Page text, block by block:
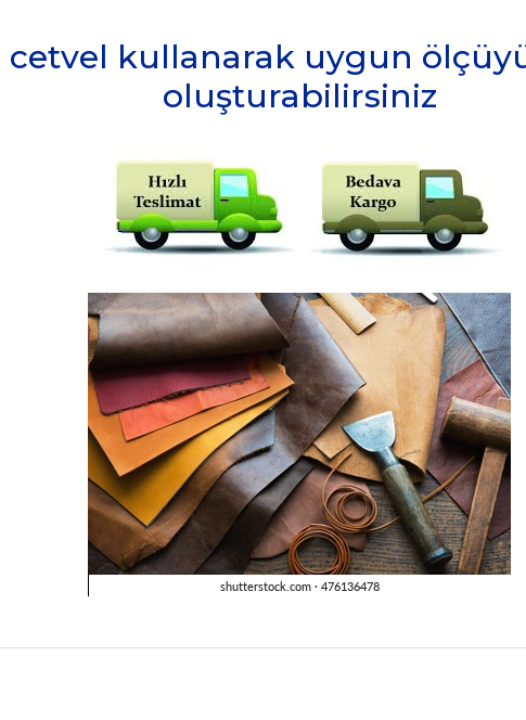
kullanarak uygun
oluşturabilirsiniz